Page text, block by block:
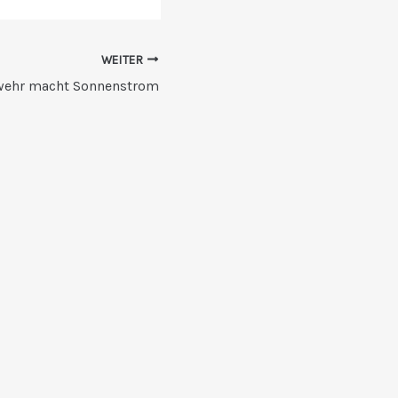
WEITER
macht Sonnenstrom